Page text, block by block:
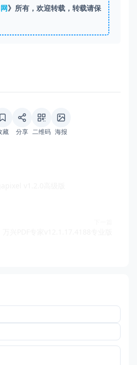
》所有，欢迎转载，转载请保
藏 分享 二维码 海报